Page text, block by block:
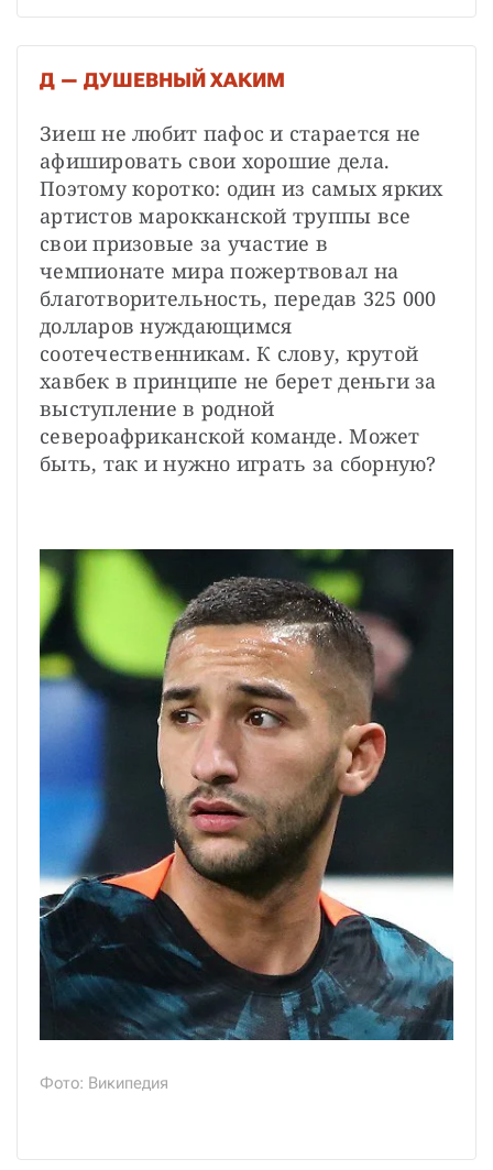
Д — ДУШЕВНЫЙ ХАКИМ
Зиеш не любит пафос и старается не
афишировать свои хорошие дела.
Поэтому коротко: один из самых ярких
артистов марокканской труппы все
свои призовые за участие в
чемпионате мира пожертвовал на
благотворительность, передав 325 000
долларов нуждающимся
соотечественникам. К слову, крутой
хавбек в принципе не берет деньги за
выступление в родной
североафриканской команде. Может
быть, так и нужно играть за сборную?
Фото: Википедия